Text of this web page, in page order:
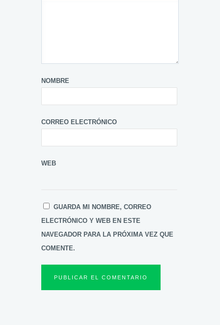
NOMBRE
CORREO ELECTRÓNICO
WEB
GUARDA MI NOMBRE, CORREO
ELECTRÓNICO Y WEB EN ESTE
NAVEGADOR PARA LA PRÓXIMA VEZ QUE
COMENTE.